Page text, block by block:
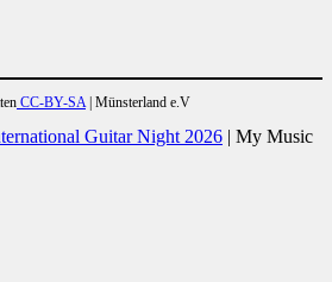
CC-BY-SA| Münsterland e.V
Guitar Night 2026 | My Music